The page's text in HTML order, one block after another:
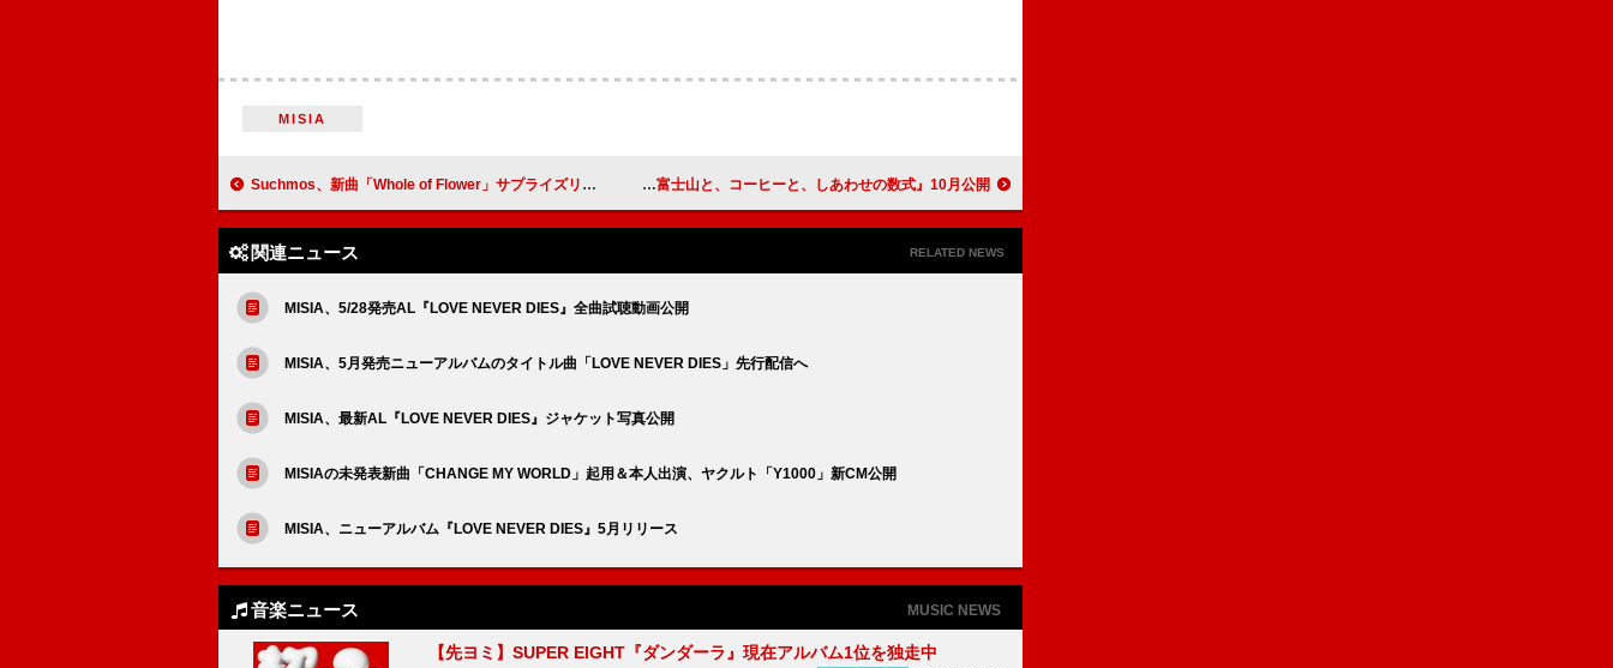
MISIA
Suchmos、新曲「Whole of Flower」サプライズリリース 6年ぶり新作EP『Sunburst』リリース決定も 豆原一成（JO1）×市毛良枝がW主演、映画『富士山と、コーヒーと、しあわせの数式』10月公開
関連ニュース RELATED NEWS
MISIA、5/28発売AL『LOVE NEVER DIES』全曲試聴動画公開
MISIA、5月発売ニューアルバムのタイトル曲「LOVE NEVER DIES」先行配信へ
MISIA、最新AL『LOVE NEVER DIES』ジャケット写真公開
MISIAの未発表新曲「CHANGE MY WORLD」起用＆本人出演、ヤクルト「Y1000」新CM公開
MISIA、ニューアルバム『LOVE NEVER DIES』5月リリース
音楽ニュース MUSIC NEWS
【先ヨミ】SUPER EIGHT『ダンダーラ』現在アルバム1位を独走中